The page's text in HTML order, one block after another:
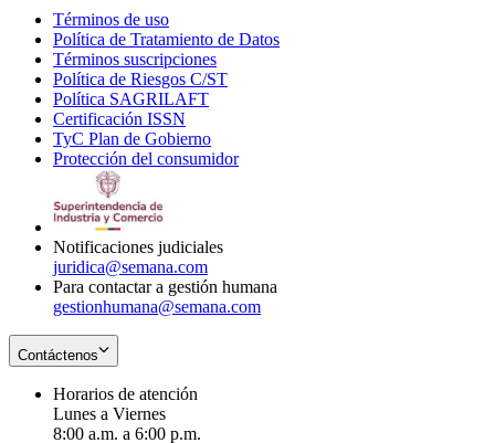
Términos de uso
in
new
window
Política de Tratamiento de Datos
Términos suscripciones
in
Política de Riesgos C/ST
Política SAGRILAFT
new
window
Certificación ISSN
in
new
TyC Plan de Gobierno
in
Protección del consumidorOpens
Notificaciones judiciales
juridica@semana.com
Para contactar a gestión humana
gestionhumana@semana.com
Contáctenos
Horarios de atención
Lunes a Viernes
8:00 a.m. a 6:00 p.m.